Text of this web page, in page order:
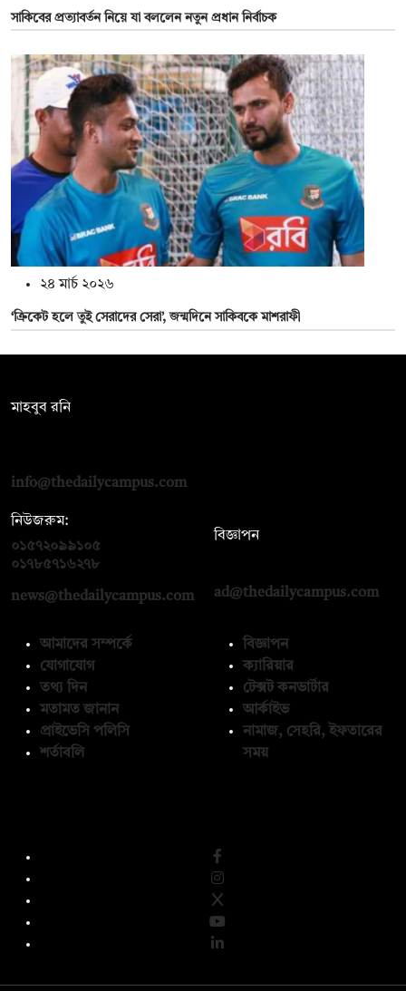
সাকিবের প্রত্যাবর্তন নিয়ে যা বললেন নতুন প্রধান নির্বাচক
২৪ মার্চ ২০২৬
‘ক্রিকেট হলে তুই সেরাদের সেরা’, জন্মদিনে সাকিবকে মাশরাফী
মাহবুব রনি
info@thedailycampus.com
নিউজরুম:
০১৫৭২০৯৯১০৫
০১৭৮৫৭১৬২৭৮
news@thedailycampus.com
বিজ্ঞাপন
ad@thedailycampus.com
আমাদের সম্পর্কে
যোগাযোগ
তথ্য দিন
মতামত জানান
প্রাইভেসি পলিসি
শর্তাবলি
বিজ্ঞাপন
ক্যারিয়ার
টেক্সট কনভার্টার
আর্কাইভ
নামাজ, সেহরি, ইফতারের
সময়